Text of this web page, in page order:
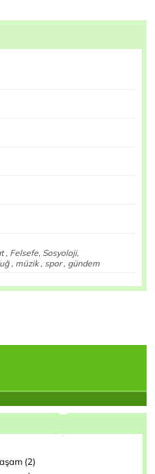
, Felsefe, Sosyoloji,
, müzik , spor , gündem
(2)